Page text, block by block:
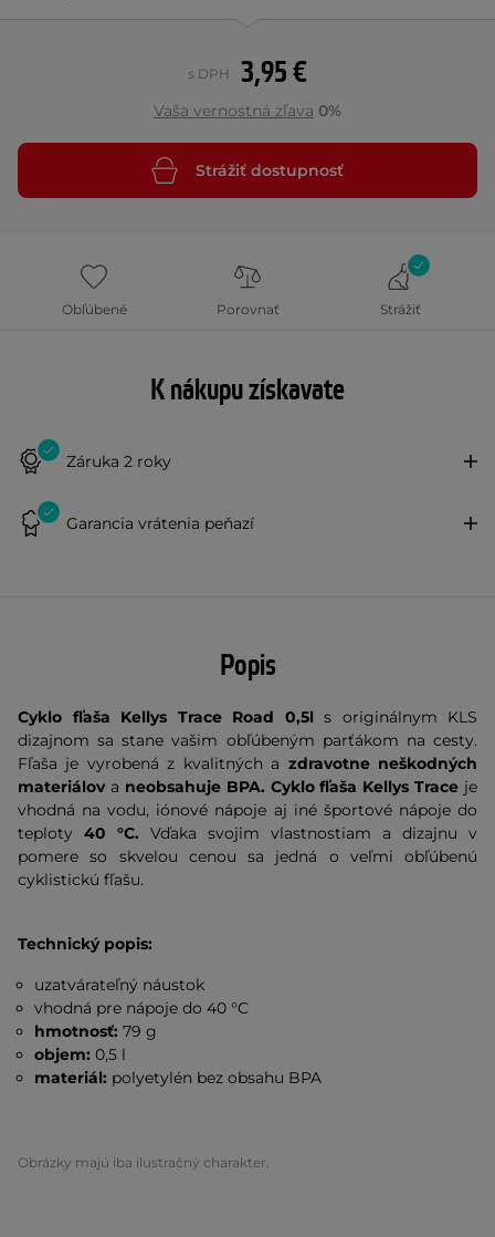
3,95 €
s DPH
Vaša vernostná zľava 0%
Strážiť dostupnosť
Obľúbené Porovnať Strážiť
K nákupu získavate
Záruka 2 roky
Garancia vrátenia peňazí
Popis
Cyklo fľaša Kellys Trace Road 0,5ls originálnym KLS
dizajnom sa stane vašim obľúbeným parťákom na cesty.
Fľaša je vyrobená z kvalitných a zdravotne neškodných
materiálova neobsahuje BPA. Cyklo fľaša Kellys Trace je
vhodná na vodu, iónové nápoje aj iné športové nápoje do
teploty 40 °C. Vďaka svojim vlastnostiam a dizajnu v
pomere so skvelou cenou sa jedná o veľmi obľúbenú
cyklistickú fľašu.
Technický popis:
uzatvárateľný náustok
vhodná pre nápoje do 40 °C
hmotnosť: 79 g
objem: 0,5 l
materiál: polyetylén bez obsahu BPA
Obrázky majú iba ilustračný charakter.